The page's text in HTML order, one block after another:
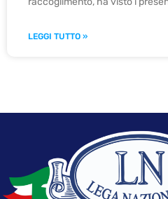
LEGGI TUTTO »